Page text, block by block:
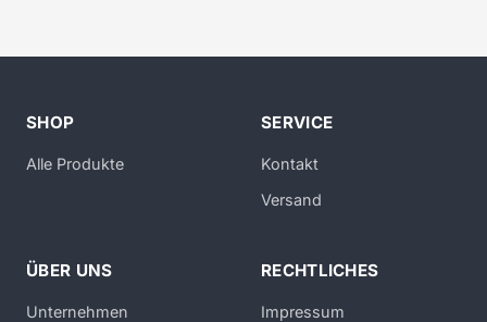
SHOP
Alle Produkte
SERVICE
Kontakt
Versand
ÜBER UNS
Unternehmen
RECHTLICHES
Impressum